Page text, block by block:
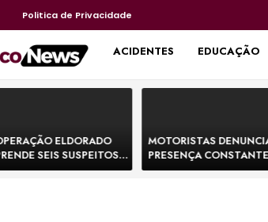
Politica de Privacidade
HOME ACIDENTES EDUCAÇÃO
ELDORADO
SEIS SUSPEITOS
MOVIMENTAR R$ 25
MOTORISTAS
PRESENÇA CONSTANTE
DE BOVINOS NA BR-